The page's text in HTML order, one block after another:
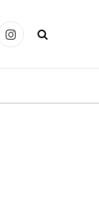
Instagram